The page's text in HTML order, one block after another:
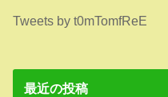
Tweets by t0mTomfReE
最近の投稿